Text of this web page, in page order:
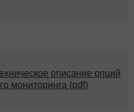
описание опций
мониторинга (pdf)